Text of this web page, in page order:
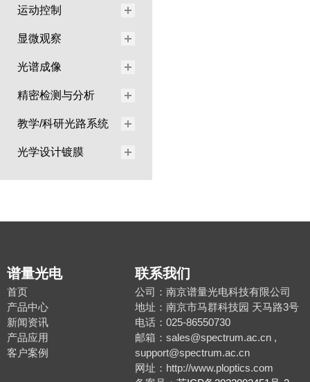
运动控制
显微观察
光谱成像
精密检测与分析
教学/科研光路系统
光学设计镀膜
谱量光电
首页
产品中心
新闻资讯
产品应用
客户案例
联系我们
公司：南京谱量光电科技有限公司
地址：南京市马群科技园 天马路3号
电话：025-86550730
邮箱：sales@spectrum.ac.cn ,
support@spectrum.ac.cn
网址：http://www.ploptics.com